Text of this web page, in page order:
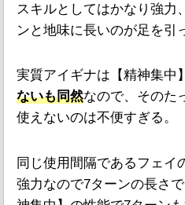
スキルとしてはかなり強力
ンと地味に長いのが足を引
実質アイギナは【精神集中
ないも同然なので、そのた
使えないのは不便すぎる。
同じ使用間隔であるフェイ
強力なので7ターンの長さ